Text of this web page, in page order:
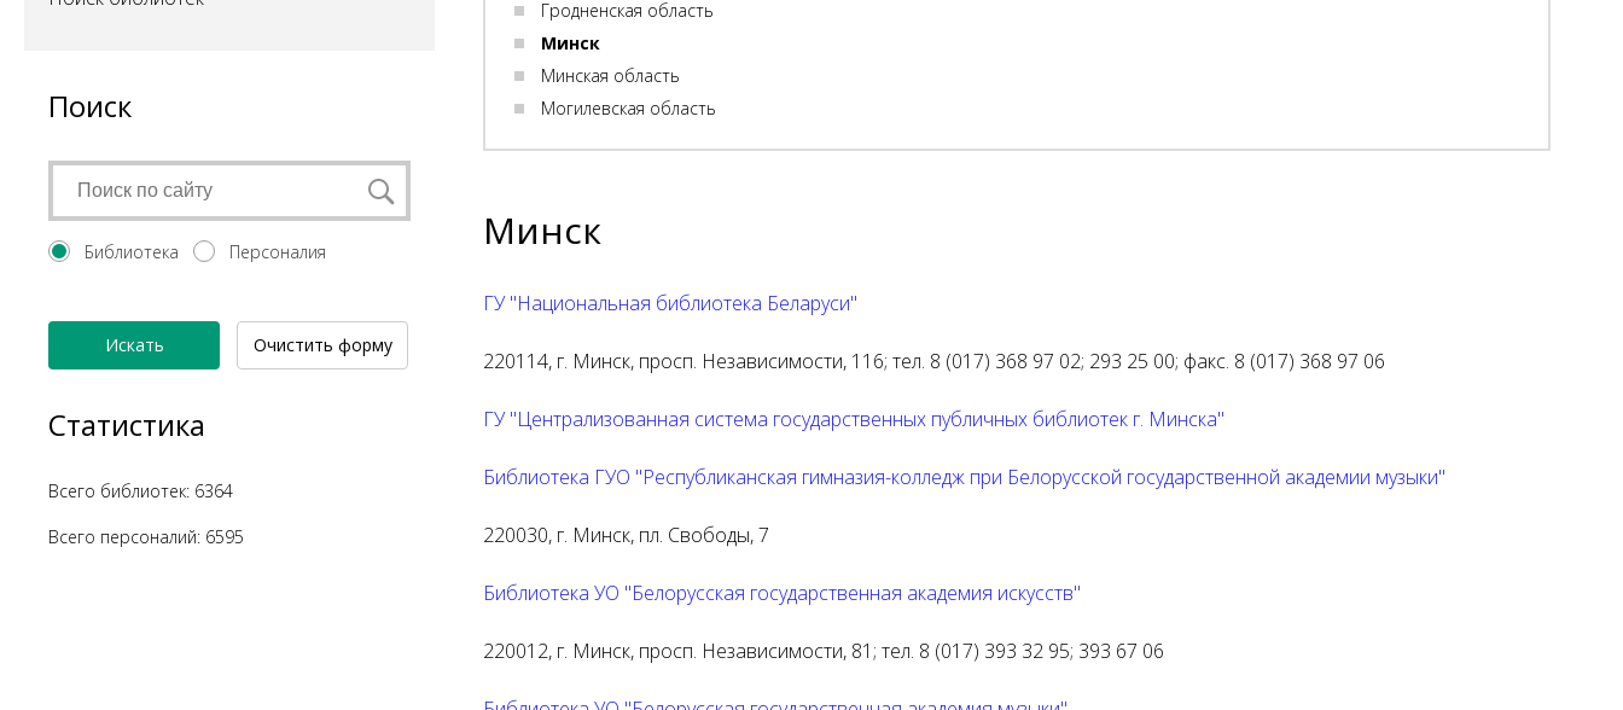
Поиск
Библиотека Персоналия
Искать Очистить форму
Статистика
Всего библиотек: 6364
Всего персоналий: 6595
Гродненская область
Минск
Минская область
Могилевская область
Минск
ГУ "Национальная библиотека Беларуси"
220114, г. Минск, просп. Независимости, 116; тел. 8 (017) 368 97 02; 293 25 00; факс. 8 (017) 368 97 06
ГУ "Централизованная система государственных публичных библиотек г. Минска"
Библиотека ГУО "Республиканская гимназия-колледж при Белорусской государственной академии музыки"
220030, г. Минск, пл. Свободы, 7
Библиотека УО "Белорусская государственная академия искусств"
220012, г. Минск, просп. Независимости, 81; тел. 8 (017) 393 32 95; 393 67 06